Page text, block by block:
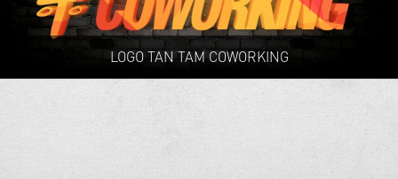
LOGO TAN TAM COWORKING